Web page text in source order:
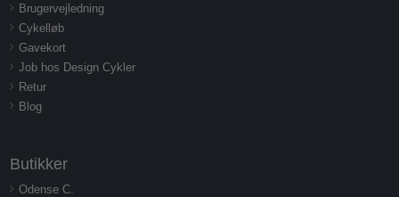
Brugervejledning
Cykelløb
Gavekort
Job hos Design Cykler
Retur
Blog
Butikker
Odense C.